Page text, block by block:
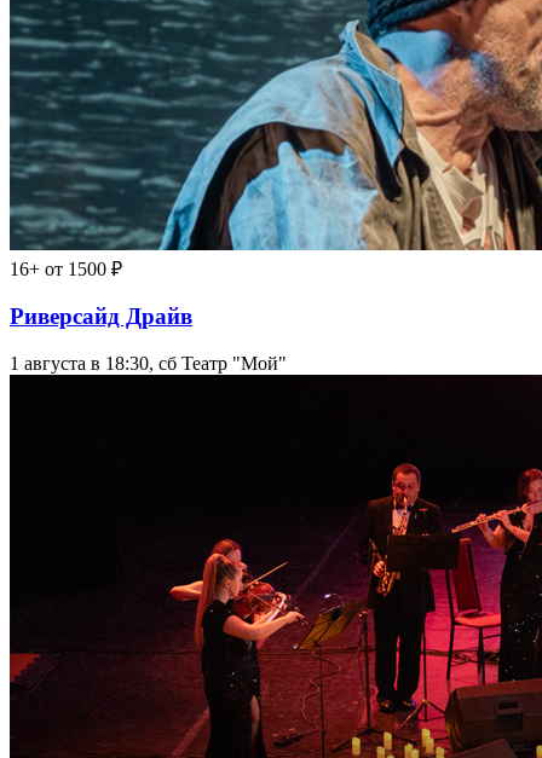
16+ от 1500 ₽
Риверсайд Драйв
1 августа в 18:30, сб Театр "Мой"